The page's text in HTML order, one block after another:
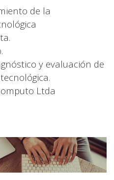
de la
y evaluación de
Ltda